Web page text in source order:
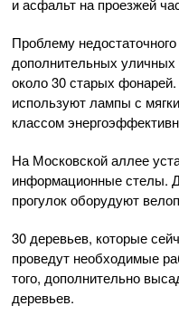
и асфальт на проезжей
Проблему
дополнительных
около 30 старых
используют лампы с
классом
На Московской аллее
информационные стелы.
прогулок оборудуют
30 деревьев, которые
проведут необходимые
того, дополнительно
деревьев.